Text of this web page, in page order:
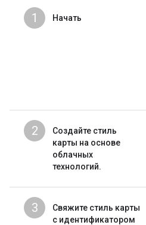
1 Начать
2
Создайте стиль
карты на основе
облачных
технологий.
3
Свяжите стиль карты
с идентификатором